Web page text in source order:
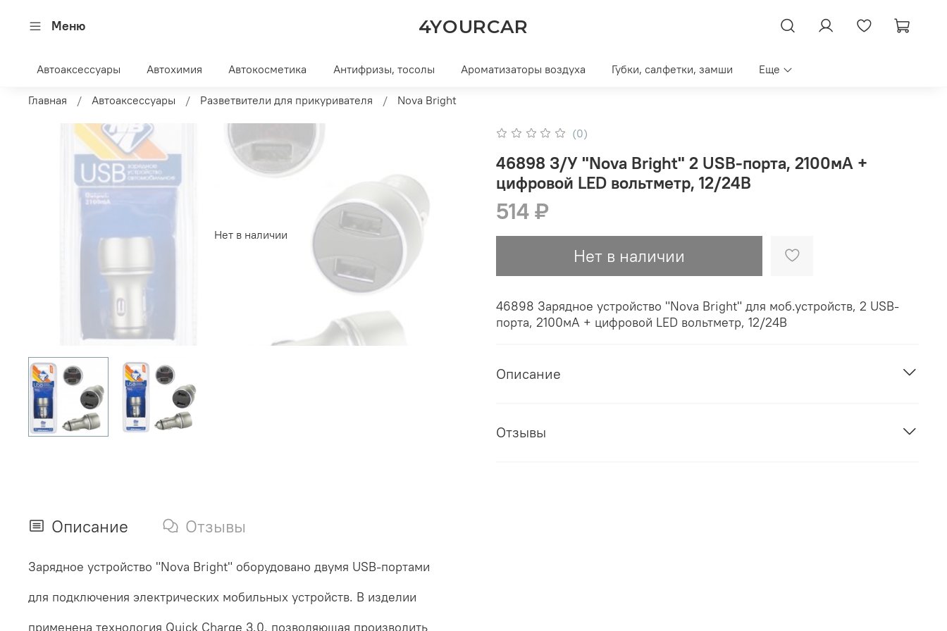
Меню 4YOURCAR
Автоаксессуары Автохимия Автокосметика Антифризы, тосолы Ароматизаторы воздуха Губки, салфетки, замши Еще
Главная Автоаксессуары Разветвители для прикуривателя Nova Bright
Нет в наличии
(0)
46898 З/У "Nova Bright" 2 USB-порта, 2100мА +
цифровой LED вольтметр, 12/24В
514 ₽
Нет в наличии
46898 Зарядное устройство "Nova Bright" для моб.устройств, 2 USB-
порта, 2100мА + цифровой LED вольтметр, 12/24В
Описание
Отзывы
Описание Отзывы
Зарядное устройство "Nova Bright" оборудовано двумя USB-портами
для подключения электрических мобильных устройств. В изделии
применена технология Quick Charge 3.0, позволяющая производить